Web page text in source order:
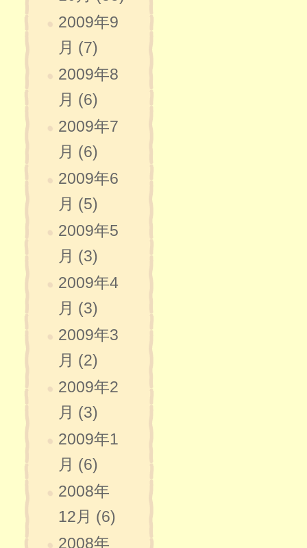
2009年9
月 (7)
2009年8
月 (6)
2009年7
月 (6)
2009年6
月 (5)
2009年5
月 (3)
2009年4
月 (3)
2009年3
月 (2)
2009年2
月 (3)
2009年1
月 (6)
2008年
12月 (6)
2008年